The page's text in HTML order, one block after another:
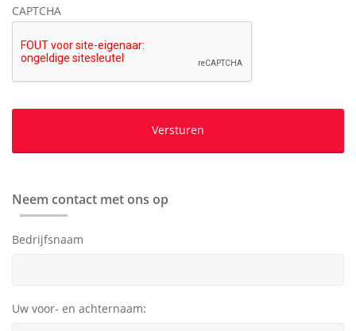
CAPTCHA
Neem contact met ons op
Bedrijfsnaam
Uw voor- en achternaam: